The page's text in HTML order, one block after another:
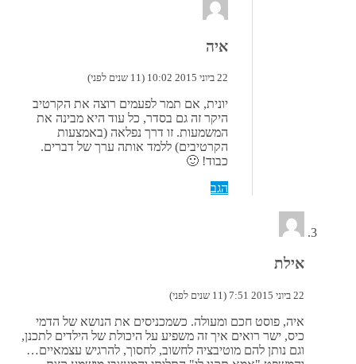
איה
22 ביוני 2015 10:02 (11 שנים לפני)
יונית, אם תמר לפעמים רוצה את הקרטיב
היקר זה גם בסדר, כל עוד היא מבינה את
המשמעות. זו דרך נפלאה (באמצעות
הקרטיבים) ללמד אותה ערך של דברים.
כבוד! 🙂
הגב
אילת
22 ביוני 2015 7:51 (11 שנים לפני)
איה, פוסט חכם ומעולה. כשמכניסים את הנושא של הדמי
כיס, ישר רואים איך זה משפיע על היכולת של הילדים לתכנן,
וגם נותן להם מוטיבציה לחשוב, לחסוך, להרגיש עצמאיים…